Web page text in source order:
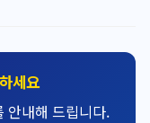
세요
안내해 드립니다.